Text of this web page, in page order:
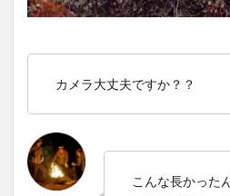
カメラ大丈夫ですか？？
こんな長かった